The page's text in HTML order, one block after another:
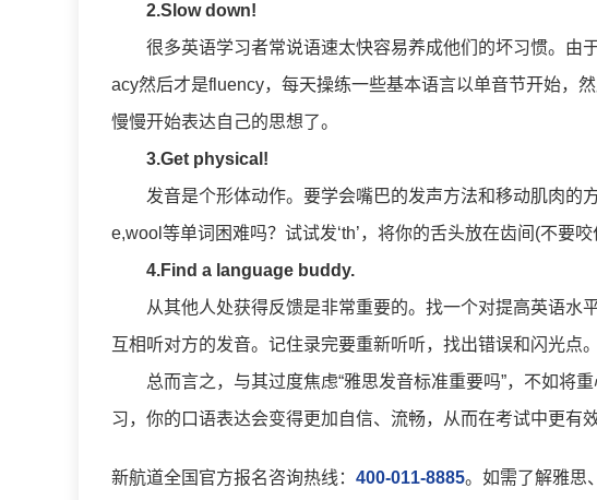
2.Slow down!
很多英语学习者常说语速太快容易养成他们的坏习惯。由
acy然后才是fluency，每天操练一些基本语言以单音节开始，
慢慢开始表达自己的思想了。
3.Get physical!
发音是个形体动作。要学会嘴巴的发声方法和移动肌肉的
e,wool等单词困难吗？试试发‘th’，将你的舌头放在齿间(不要
4.Find a language buddy.
从其他人处获得反馈是非常重要的。找一个对提高英语水
互相听对方的发音。记住录完要重新听听，找出错误和闪光点。
总而言之，与其过度焦虑“雅思发音标准重要吗”，不如将
习，你的口语表达会变得更加自信、流畅，从而在考试中更有
新航道全国官方报名咨询热线： 400-011-8885。如需了解雅思
* 手机号: